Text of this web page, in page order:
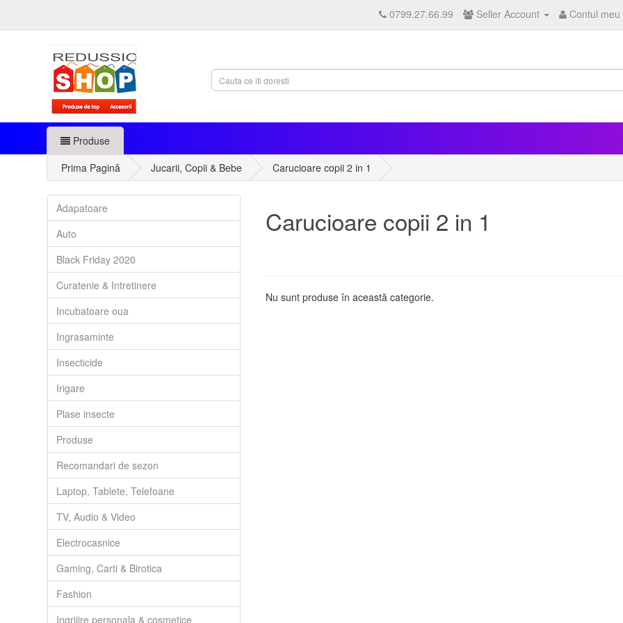
0799.27.66.99 Seller Account Contul meu
Produse
Prima Pagină
Jucarii, Copii & Bebe Carucioare copii 2 in 1
Adapatoare
Auto
Black Friday 2020
Curatenie & Intretinere
Incubatoare oua
Ingrasaminte
Insecticide
Irigare
Plase insecte
Produse
Recomandari de sezon
Laptop, Tablete, Telefoane
TV, Audio & Video
Electrocasnice
Gaming, Carti & Birotica
Fashion
Ingrijire personala & cosmetice
Carucioare copii 2 in 1
Nu sunt produse în această categorie.